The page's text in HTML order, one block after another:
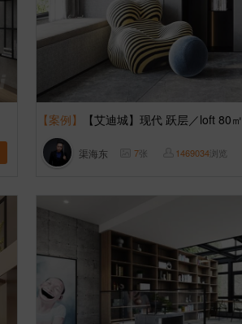
【案例】 【艾迪城】现代 跃层／loft 80㎡
渠海东 7张 1469034浏览